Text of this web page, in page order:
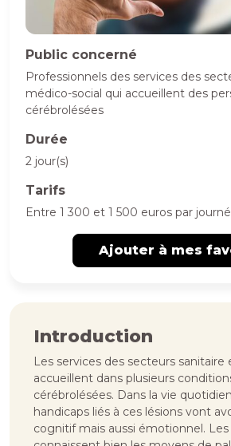
Public concerné
Professionnels des services des
médico-social qui accueillent des
cérébrolésées
Durée
2 jour(s)
Tarifs
Entre 1 300 et 1 500 euros par
Ajouter à mes
Introduction
Les services des secteurs sanitaire
accueillent dans plusieurs
cérébrolésées. Dans la vie
handicaps liés à ces lésions vont
cognitif mais aussi émotionnel.